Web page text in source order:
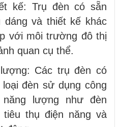
kế: Trụ đèn có sẵn
dáng và thiết kế khác
với môi trường đô thị
quan cụ thể.
Các trụ đèn có
đèn sử dụng công
lượng như đèn
tiêu thụ điện năng và